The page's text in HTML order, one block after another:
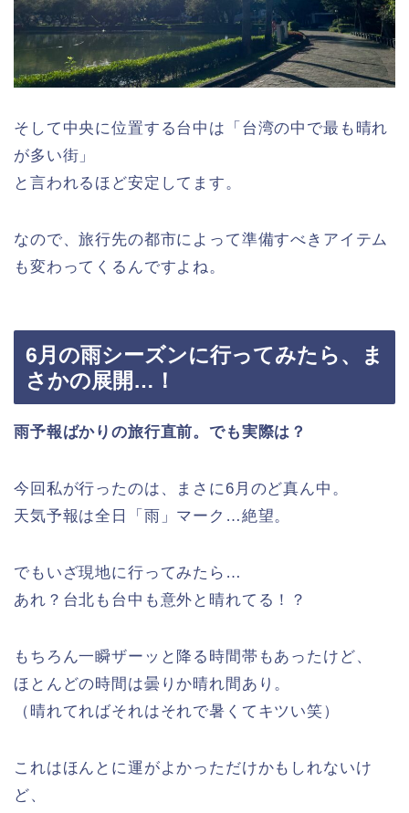
そして中央に位置する台中は「台湾の中で最も晴れ
が多い街」
と言われるほど安定してます。
なので、旅行先の都市によって準備すべきアイテム
も変わってくるんですよね。
6月の雨シーズンに行ってみたら、ま
さかの展開…！
雨予報ばかりの旅行直前。でも実際は？
今回私が行ったのは、まさに6月のど真ん中。
天気予報は全日「雨」マーク…絶望。
でもいざ現地に行ってみたら…
あれ？台北も台中も意外と晴れてる！？
もちろん一瞬ザーッと降る時間帯もあったけど、
ほとんどの時間は曇りか晴れ間あり。
（晴れてればそれはそれで暑くてキツい笑）
これはほんとに運がよかっただけかもしれないけ
ど、